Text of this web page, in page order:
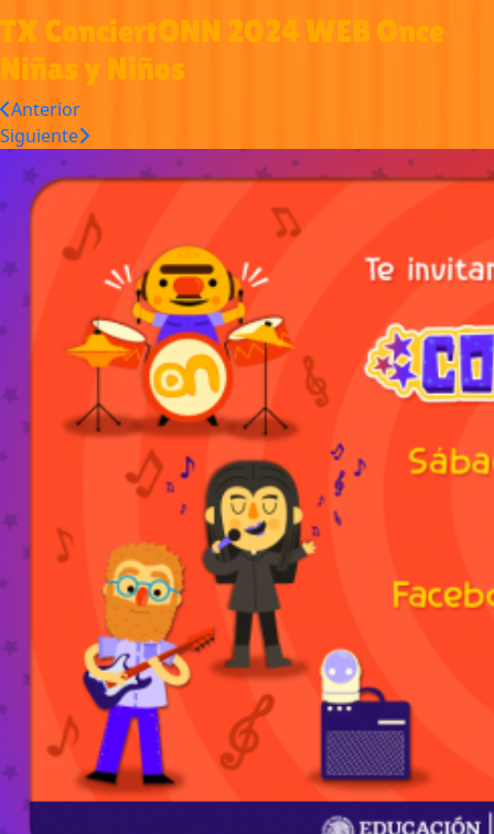
TX ConciertONN 2024 WEB Once
Niñas y Niños
Anterior
Siguiente